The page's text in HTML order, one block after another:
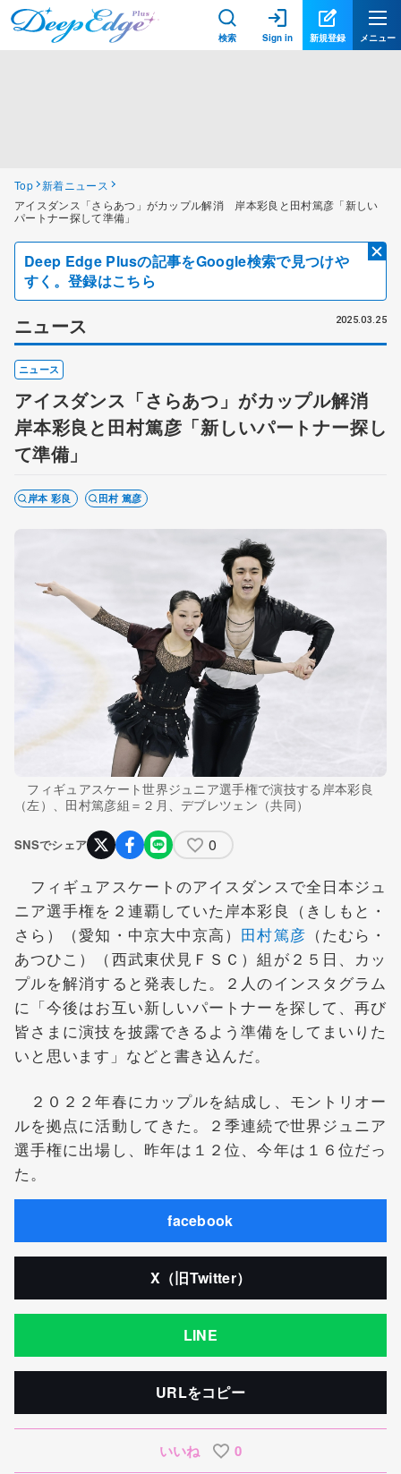
検索 Sign in 新規登録 メニュー
Top 新着ニュース
アイスダンス「さらあつ」がカップル解消 岸本彩良と田村篤彦「新しい
パートナー探して準備」
Deep Edge Plusの記事をGoogle検索で見つけや
すく。登録はこちら
ニュース 2025.03.25
ニュース
アイスダンス「さらあつ」がカップル解消
岸本彩良と田村篤彦「新しいパートナー探し
て準備」
岸本 彩良 田村 篤彦
フィギュアスケート世界ジュニア選手権で演技する岸本彩良
（左）、田村篤彦組＝２月、デブレツェン（共同）
SNSでシェア 0
フィギュアスケートのアイスダンスで全日本ジュ
ニア選手権を２連覇していた岸本彩良（きしもと・
さら）（愛知・中京大中京高） 田村篤彦 （たむら・
あつひこ）（西武東伏見ＦＳＣ）組が２５日、カッ
プルを解消すると発表した。２人のインスタグラム
に「今後はお互い新しいパートナーを探して、再び
皆さまに演技を披露できるよう準備をしてまいりた
いと思います」などと書き込んだ。
２０２２年春にカップルを結成し、モントリオー
ルを拠点に活動してきた。２季連続で世界ジュニア
選手権に出場し、昨年は１２位、今年は１６位だっ
た。
facebook
X（旧Twitter）
LINE
URLをコピー
いいね 0